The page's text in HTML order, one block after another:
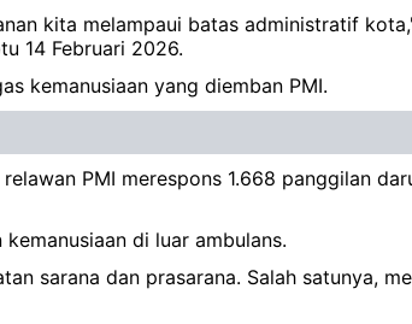
kita melampaui batas administratif
14 Februari 2026.
kemanusiaan yang diemban PMI.
PMI merespons 1.668 panggilan
di luar ambulans.
sarana dan prasarana. Salah satunya,